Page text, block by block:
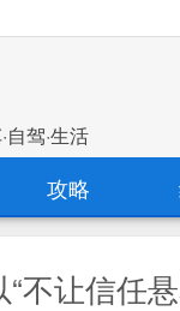
自驾·生活
攻略
不让信任